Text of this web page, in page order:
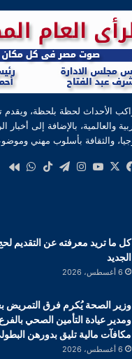
الأحداث لحظة بلحظة، ويقدم
والعالمية، بالإضافة إلى أخبار
والثقافة بأسلوب مهني
فيسبوك
‫X
‫YouTube
انستقرام
تيلقرام‫TikTok
كل ما تريد معرفته عن التقديم
الجديد
6 أغسطس، 2026
وزير الصحة يُكرم فرق التمريض
ومدير عيادة التأمين الصحي
مكافآت مالية تليق بدورهن
6 أغسطس، 2026